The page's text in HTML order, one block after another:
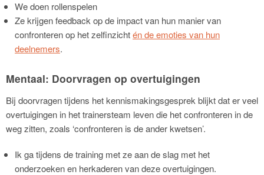
We doen rollenspelen
Ze krijgen feedback op de impact van hun manier van
confronteren op het zelfinzichtén de emoties van hun
deelnemers.
Mentaal: Doorvragen op overtuigingen
Bij doorvragen tijdens het kennismakingsgesprek blijkt dat er veel
overtuigingen in het trainersteam leven die het confronteren in de
weg zitten, zoals ‘confronteren is de ander kwetsen’.
Ik ga tijdens de training met ze aan de slag met het
onderzoeken en herkaderen van deze overtuigingen.